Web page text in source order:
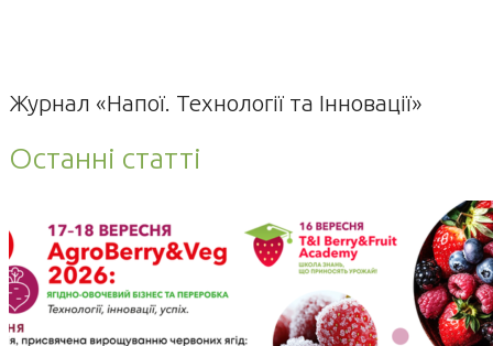
Журнал «Напої. Технології та Інновації»
Останні статті